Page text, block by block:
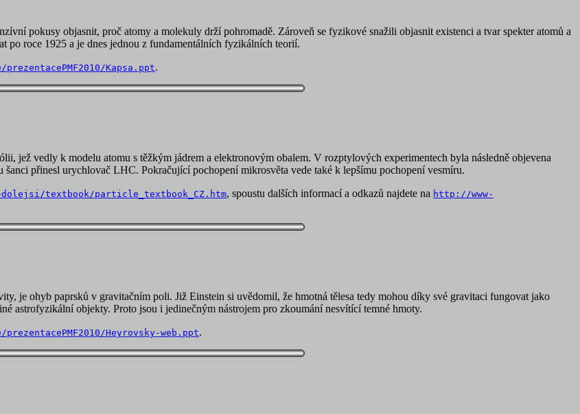
pokusy objasnit, proč atomy a molekuly drží pohromadě. Zároveň se fyzikové snažili objasnit existenci a tvar spekter atomů a
po roce 1925 a je dnes jednou z fundamentálních fyzikálních teorií.
Kapsa.ppt.
jež vedly k modelu atomu s těžkým jádrem a elektronovým obalem. V rozptylových experimentech byla následně objevena
šanci přinesl urychlovač LHC. Pokračující pochopení mikrosvěta vede také k lepšímu pochopení vesmíru.
textbook/particle_textbook_CZ.htm, spoustu dalších informací a odkazů najdete na http://www-
je ohyb paprsků v gravitačním poli. Již Einstein si uvědomil, že hmotná tělesa tedy mohou díky své gravitaci fungovat jako
astrofyzikální objekty. Proto jsou i jedinečným nástrojem pro zkoumání nesvítící temné hmoty.
Heyrovsky-web.ppt.